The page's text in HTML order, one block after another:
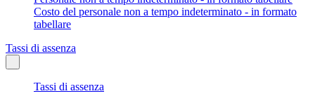
Costo del personale non a tempo indeterminato - in formato
tabellare
Tassi di assenza
Tassi di assenza